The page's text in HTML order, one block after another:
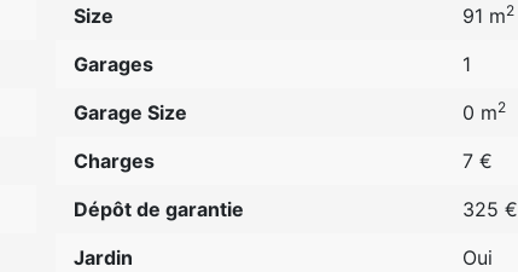
Size 91 m2
Garages
1
Garage Size
0 m2
Charges
7 €
Dépôt de garantie
325 €
Jardin
Oui